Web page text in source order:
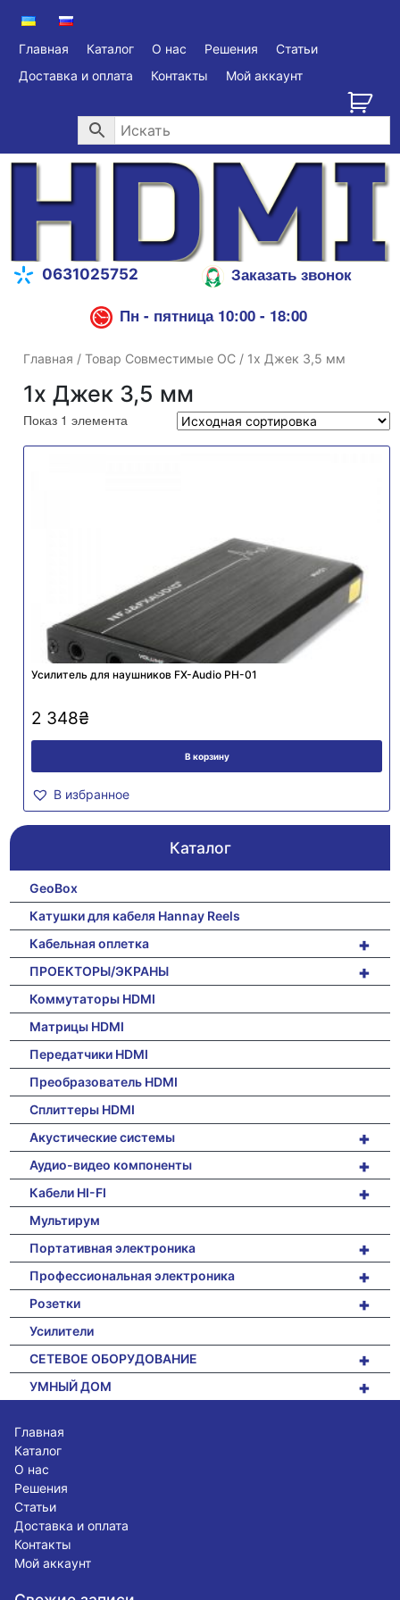
Главная Каталог О нас Решения
Статьи
Доставка и оплата
Контакты Мой аккаунт
0631025752
Заказать звонок
Пн - пятница 10:00 - 18:00
Главная / Товар Совместимые ОС / 1x Джек 3,5 мм
1x Джек 3,5 мм
Показ 1 элемента
Усилитель для наушников FX-Audio PH-01
2 348₴
В корзину
В избранное
Каталог
GeoBox
Катушки для кабеля Hannay Reels
+
Кабельная оплетка
+
ПРОЕКТОРЫ/ЭКРАНЫ
Коммутаторы HDMI
Матрицы HDMI
Передатчики HDMI
Преобразователь HDMI
Сплиттеры HDMI
+
Акустические системы
+
Аудио-видео компоненты
+
Кабели HI-FI
Мультирум
+
Портативная электроника
+
Профессиональная электроника
+
Розетки
Усилители
+
СЕТЕВОЕ ОБОРУДОВАНИЕ
+
УМНЫЙ ДОМ
Главная
Каталог
О нас
Решения
Статьи
Доставка и оплата
Контакты
Мой аккаунт